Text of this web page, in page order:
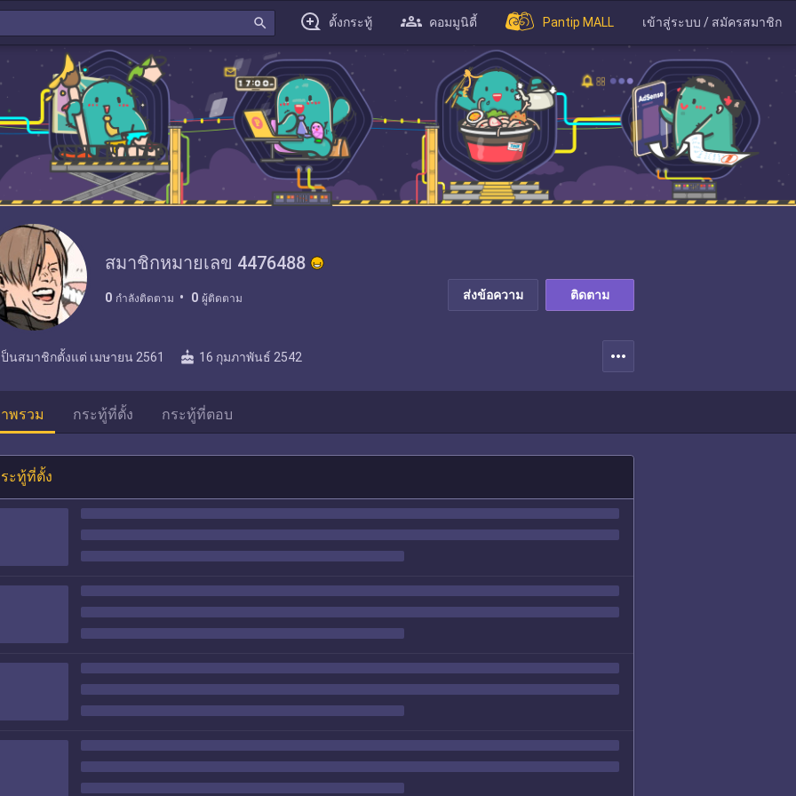
search ตั้งกระทู้ คอมมูนิตี้ Pantip MALL เข้าสู่ระบบ / สมัครสมาชิก
สมาชิกหมายเลข 4476488
0 กำลังติดตาม 0 ผู้ติดตาม ส่งข้อความ ติดตาม
ป็นสมาชิกตั้งแต่ เมษายน 2561 cake 16 กุมภาพันธ์ 2542 more_horiz
พรวม กระทู้ที่ตั้ง กระทู้ที่ตอบ
ะทู้ที่ตั้ง